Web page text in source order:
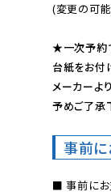
(変更の可
★一次予約
台紙をお付
メーカーよ
予めご了承
事前に
■ 事前にお